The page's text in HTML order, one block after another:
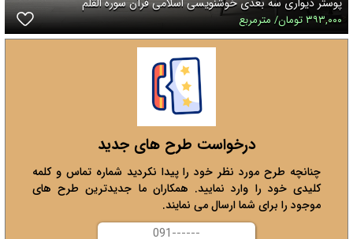
۳۹۳,۰۰۰ تومان/ مترمربع
درخواست طرح های جدید
چنانچه طرح مورد نظر خود را پیدا نکردید شماره تماس و کلمه
کلیدی خود را وارد نمایید. همکاران ما جدیدترین طرح های
موجود را برای شما ارسال می نمایند.